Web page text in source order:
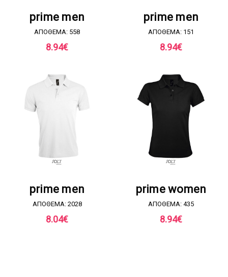
prime men
ΑΠΟΘΕΜΑ: 558
8.94€
prime men
ΑΠΟΘΕΜΑ: 151
8.94€
prime men
ΑΠΟΘΕΜΑ: 2028
8.04€
prime women
ΑΠΟΘΕΜΑ: 435
8.94€